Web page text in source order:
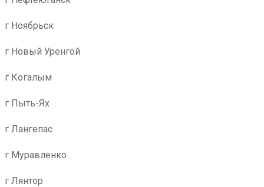
г Ноябрьск
г Новый Уренгой
г Когалым
г Пыть-Ях
г Лангепас
г Муравленко
г Лянтор